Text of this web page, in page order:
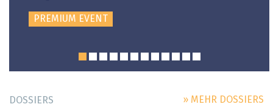
PREMIUM EVENT
DOSSIERS » MEHR DOSSIERS